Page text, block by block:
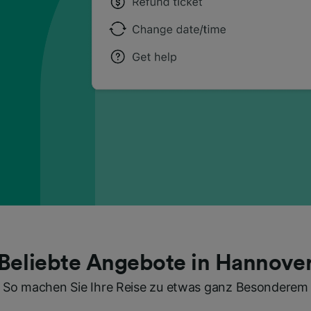
Beliebte Angebote in
So machen Sie Ihre Reise zu etwas ganz Besonderem